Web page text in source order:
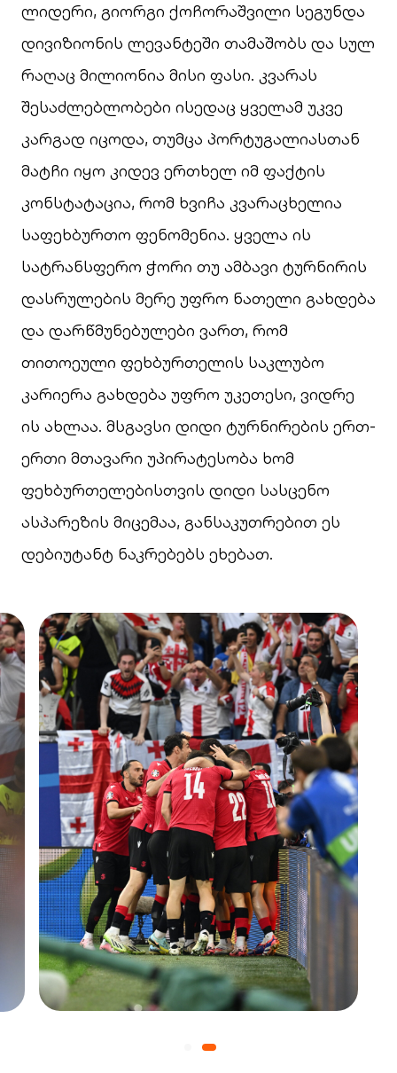
ლიდერი, გიორგი ქოჩორაშვილი სეგუნდა
დივიზიონის ლევანტეში თამაშობს და სულ
რაღაც მილიონია მისი ფასი. კვარას
შესაძლებლობები ისედაც ყველამ უკვე
კარგად იცოდა, თუმცა პორტუგალიასთან
მატჩი იყო კიდევ ერთხელ იმ ფაქტის
კონსტატაცია, რომ ხვიჩა კვარაცხელია
საფეხბურთო ფენომენია. ყველა ის
სატრანსფერო ჭორი თუ ამბავი ტურნირის
დასრულების მერე უფრო ნათელი გახდება
და დარწმუნებულები ვართ, რომ
თითოეული ფეხბურთელის საკლუბო
კარიერა გახდება უფრო უკეთესი, ვიდრე
ის ახლაა. მსგავსი დიდი ტურნირების ერთ-
ერთი მთავარი უპირატესობა ხომ
ფეხბურთელებისთვის დიდი სასცენო
ასპარეზის მიცემაა, განსაკუთრებით ეს
დებიუტანტ ნაკრებებს ეხებათ.